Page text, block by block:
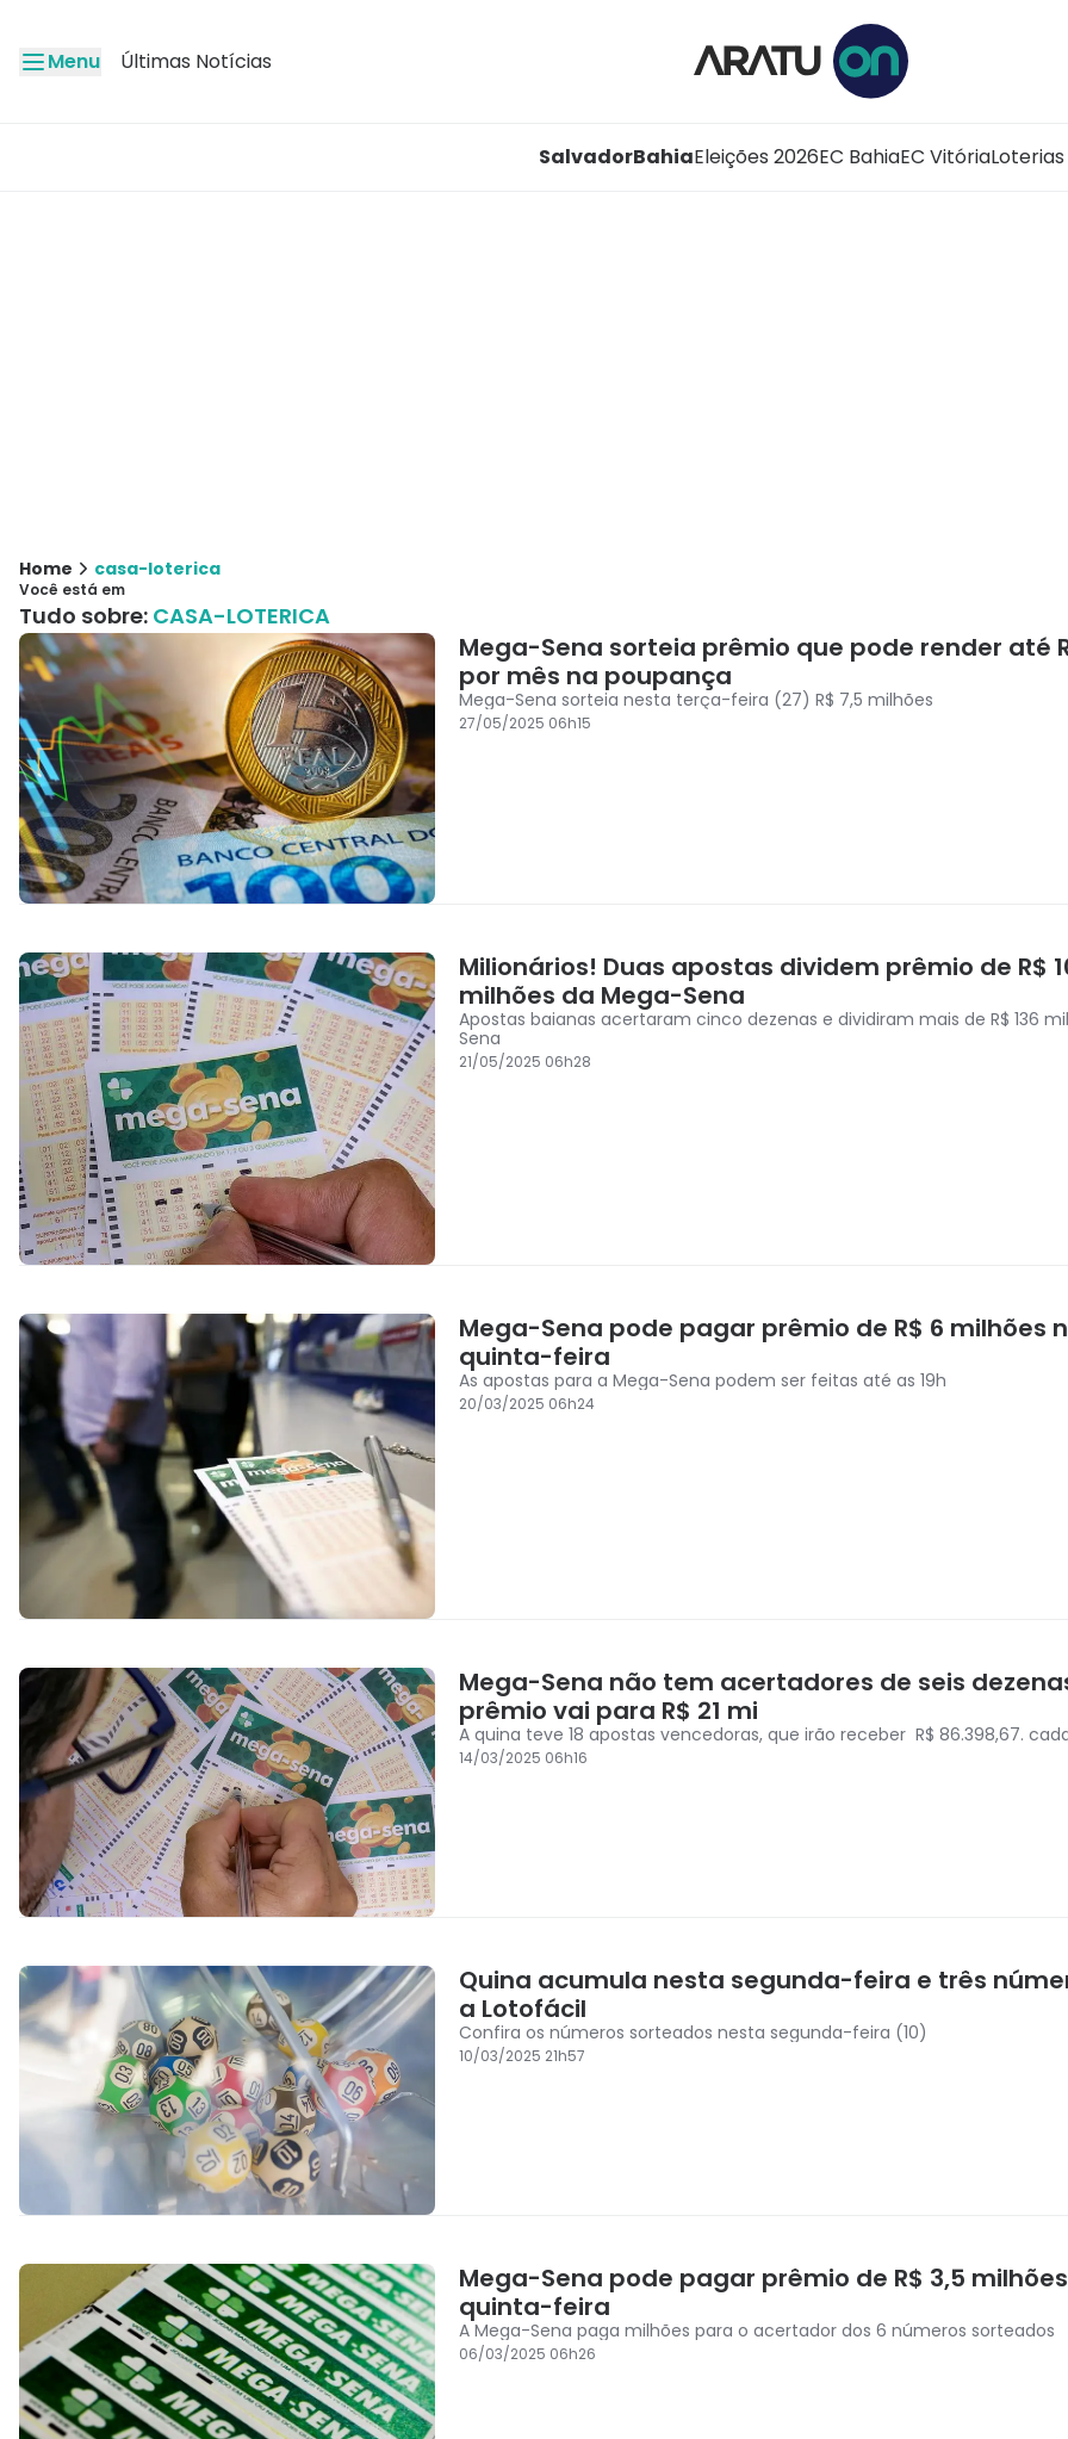
Menu Últimas Notícias
SalvadorBahiaEleições 2026EC BahiaEC VitóriaLoterias
Home casa-loterica
Você está em
Tudo sobre: CASA-LOTERICA
Mega-Sena sorteia prêmio que pode render até
por mês na poupança
Mega-Sena sorteia nesta terça-feira (27) R$ 7,5 milhões
27/05/2025 06h15
Milionários! Duas apostas dividem prêmio de R$
milhões da Mega-Sena
Apostas baianas acertaram cinco dezenas e dividiram mais de R$ 136
Sena
21/05/2025 06h28
Mega-Sena pode pagar prêmio de R$ 6 milhões
quinta-feira
As apostas para a Mega-Sena podem ser feitas até as 19h
20/03/2025 06h24
Mega-Sena não tem acertadores de seis
prêmio vai para R$ 21 mi
A quina teve 18 apostas vencedoras, que irão receber R$ 86.398,67.
14/03/2025 06h16
Quina acumula nesta segunda-feira e três
a Lotofácil
Confira os números sorteados nesta segunda-feira (10)
10/03/2025 21h57
Mega-Sena pode pagar prêmio de R$ 3,5
quinta-feira
A Mega-Sena paga milhões para o acertador dos 6 números sorteados
06/03/2025 06h26